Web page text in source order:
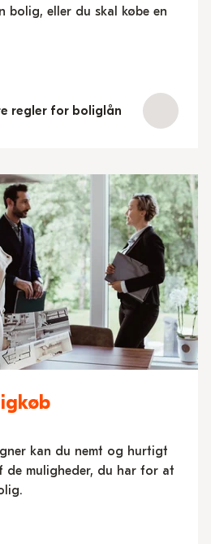
bolig, eller du skal købe en
regler for boliglån
kan du nemt og hurtigt
de muligheder, du har for at